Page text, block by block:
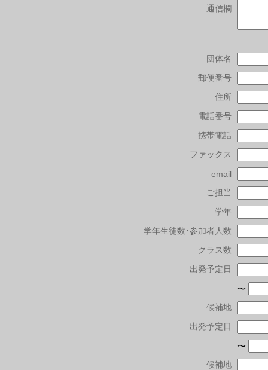
通信欄
団体名
郵便番号
住所
電話番号
携帯電話
ファックス
email
ご担当
学年
学年生徒数･参加者人数
クラス数
出発予定日
〜
候補地
出発予定日
〜
候補地